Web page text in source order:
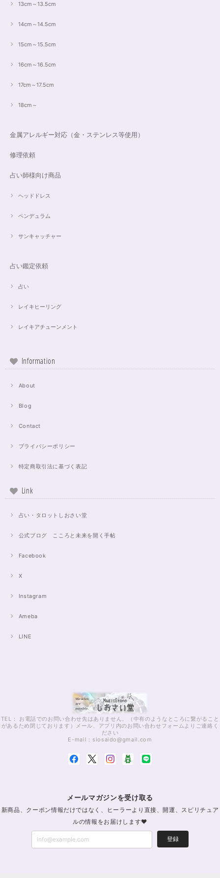
13cm～13.5cm
14cm～14.5cm
15cm～15.5cm
16cm～16.5cm
17cm～17.5cm
18cm～
金属アレルギー対応（金・ステンレス等使用）
修理依頼
占い師様向け商品
ヘッドドレス
ペンデュラム
サンキャッチャー
占い鑑定依頼
占い
レイキヒーリング
レイキアチューンメント
Information
About
Blog
Contact
プライバシーポリシー
特定商取引法に基づく表記
Link
占い・タロットしおさい堂
公式ブログ こころと未来を開く手帖
Facebook
X
Instagram
Ameba
LINE
TEL： お電話でのお問い合わせ先はありません。（中有のようなところに繋がること
があるため閉じております）メール、アプリ内のお問い合わせフォームよりご連絡く
ださい
E-mail： siosaido@gmail.com
メールマガジンを受け取る
新商品、クーポン情報だけではなく、ヒーラーより直接、開運、スピリチュア
ルの情報をお届けします♥
登録